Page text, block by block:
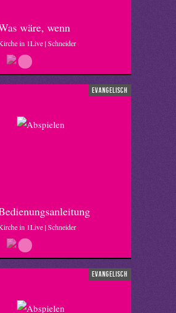
wäre, wenn
in 1Live | Schneider
evangelisch
in 1Live | Schneider
evangelisch